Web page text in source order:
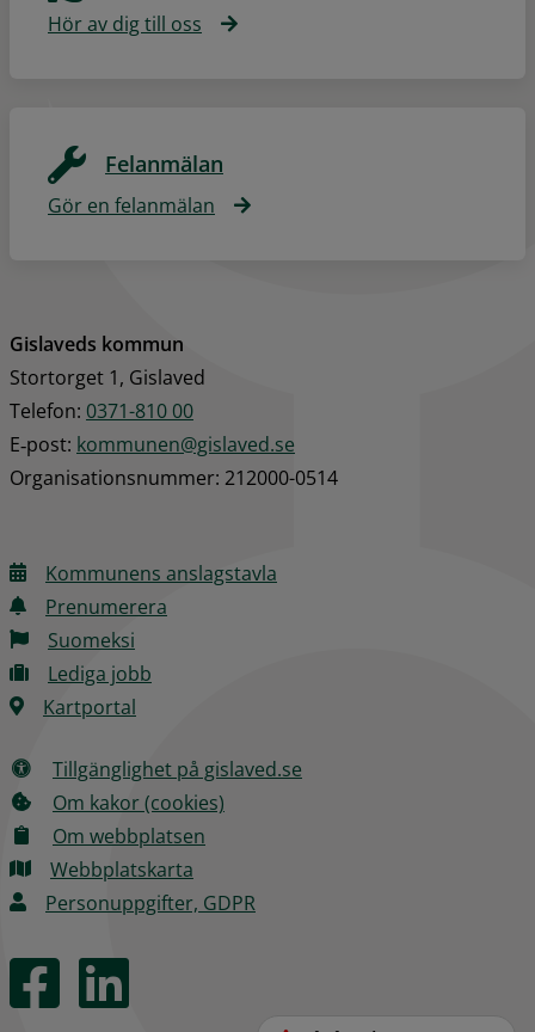
Hör av dig till oss
Felanmälan
Gör en felanmälan
Gislaveds kommun
Stortorget 1, Gislaved
Telefon: 0371-810 00
E‑post: kommunen@gislaved.se
Organisationsnummer: 212000-0514
Kommunens anslagstavla
Prenumerera
Suomeksi
Lediga jobb
Kartportal
Tillgänglighet på gislaved.se
Om kakor (cookies)
Om webbplatsen
Webbplatskarta
Personuppgifter, GDPR